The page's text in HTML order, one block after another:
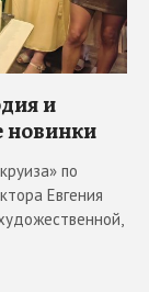
и
новинки
по
Евгения